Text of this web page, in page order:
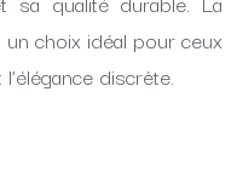
choix idéal pour ceux
discrète.